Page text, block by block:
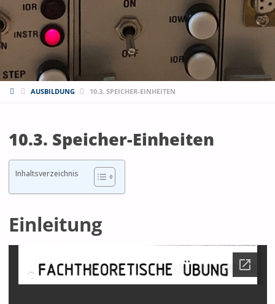
STARTAUSBILDUNG 10.3. SPEICHER-EINHEITEN
10.3. Speicher-Einheiten
Inhaltsverzeichnis
Einleitung